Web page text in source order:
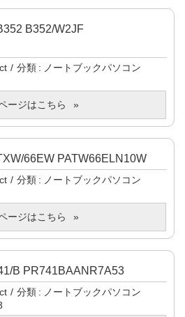
B352/W2JF
分類
ノートブックパソコン
ージはこちら
66EW PATW66ELN10W
分類
ノートブックパソコン
ージはこちら
B PR741BAANR7A53
分類
ノートブックパソコン